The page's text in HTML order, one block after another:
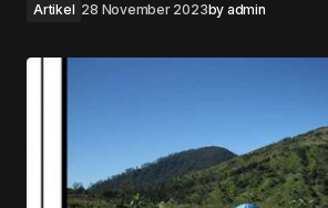
Artikel 28 November 2023by admin